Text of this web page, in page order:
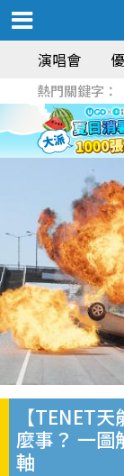
演唱會
熱門關鍵字：
【TENET
麼事？ 一圖
軸